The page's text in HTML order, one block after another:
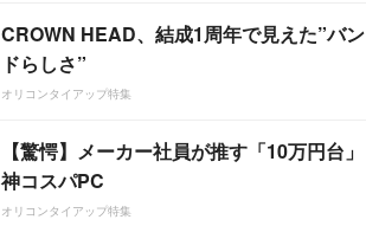
CROWN HEAD、結成1周年で見えた”バン
ドらしさ”
オリコンタイアップ特集
【驚愕】メーカー社員が推す「10万円台」
神コスパPC
オリコンタイアップ特集